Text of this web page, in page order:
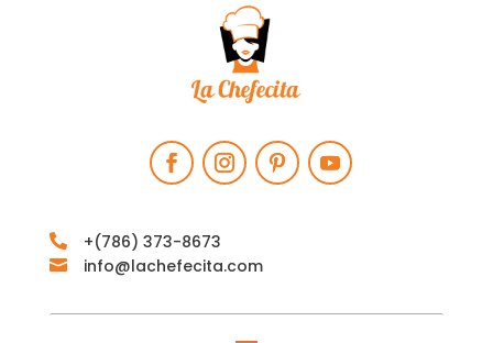
 +‪(786) 373-8673‬
 info@lachefecita.com